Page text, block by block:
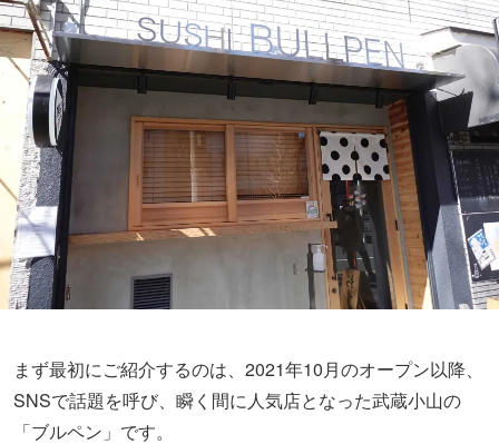
まず最初にご紹介するのは、2021年10月のオープン以降、
SNSで話題を呼び、瞬く間に人気店となった武蔵小山の
「ブルペン」です。